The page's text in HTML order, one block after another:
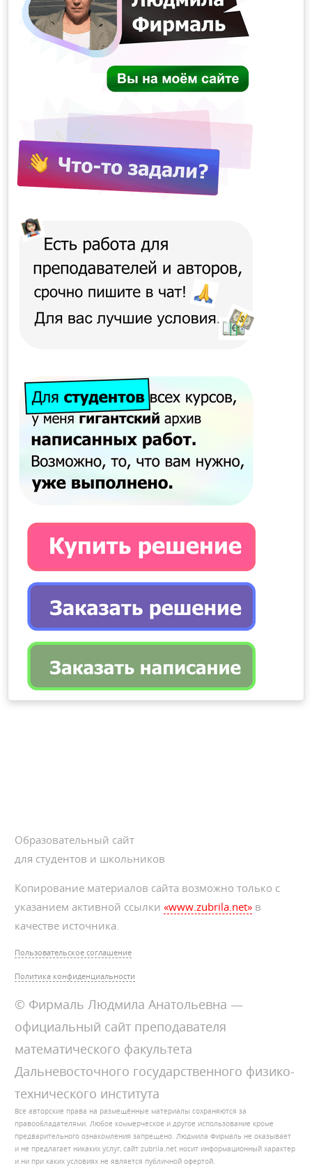
Образовательный сайт
для студентов и школьников
Копирование материалов сайта возможно только с
указанием активной ссылки«www.zubrila.net» в
качестве источника.
Пользовательское соглашение
Политика конфиденциальности
© Фирмаль Людмила Анатольевна —
официальный сайт преподавателя
математического факультета
Дальневосточного государственного физико-
технического института
Все авторские права на размещённые материалы сохраняются за
правообладателями. Любое коммерческое и другое использование кроме
предварительного ознакомления запрещено. Людмила Фирмаль не оказывает
и не предлагает никаких услуг, сайт zubrila.net носит информационный характер
и ни при каких условиях не является публичной офертой.